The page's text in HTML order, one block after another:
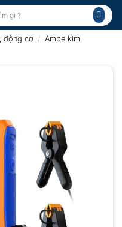
động cơ / Ampe kìm